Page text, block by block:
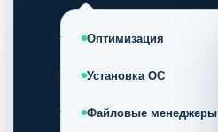
Оптимизация
Установка ОС
Файловые менеджеры